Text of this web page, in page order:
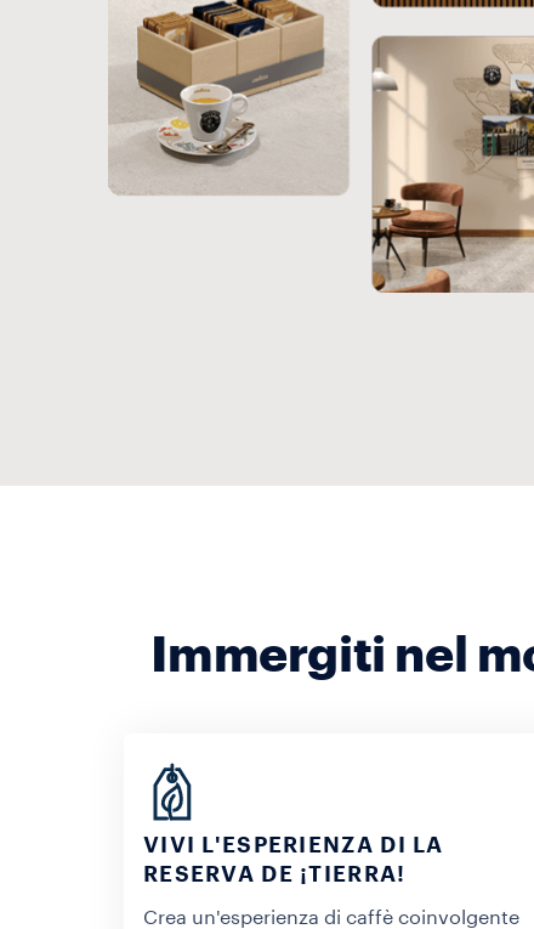
Immergiti nel
VIVI L'ESPERIENZA DI LA
RESERVA DE ¡TIERRA!
Crea un'esperienza di caffè coinvolgente